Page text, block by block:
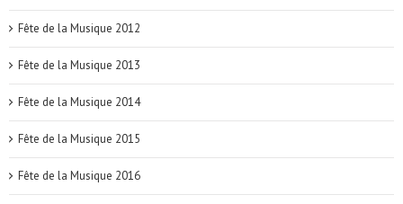
Fête de la Musique 2012
Fête de la Musique 2013
Fête de la Musique 2014
Fête de la Musique 2015
Fête de la Musique 2016